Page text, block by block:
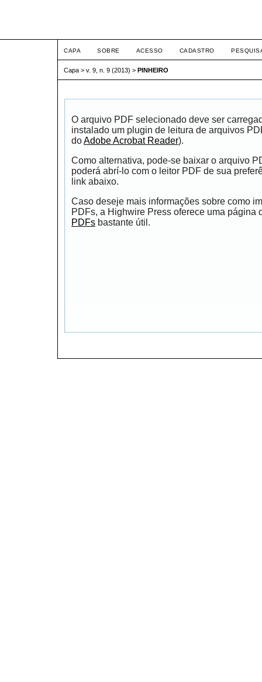
CAPA SOBRE ACESSO CADASTRO
Capa > v. 9, n. 9 (2013) > PINHEIRO
O arquivo PDF selecionado deve ser
instalado um plugin de leitura de arquivos
doAdobe Acrobat Reader).
Como alternativa, pode-se baixar o arquivo
poderá abrí-lo com o leitor PDF de sua
link abaixo.
Caso deseje mais informações sobre como
PDFs, a Highwire Press oferece uma página
PDFs bastante útil.